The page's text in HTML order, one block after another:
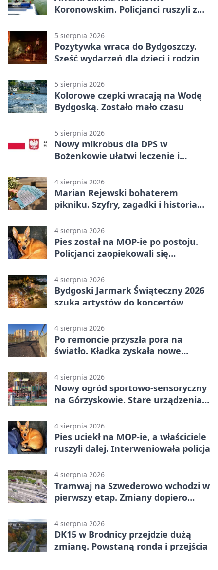
Koronowskim. Policjanci ruszyli z
5 sierpnia 2026
Pozytywka wraca do Bydgoszczy.
Sześć wydarzeń dla dzieci i rodzin
5 sierpnia 2026
Kolorowe czepki wracają na Wodę
Bydgoską. Zostało mało czasu
5 sierpnia 2026
Nowy mikrobus dla DPS w
Bożenkowie ułatwi leczenie i
4 sierpnia 2026
Marian Rejewski bohaterem
pikniku. Szyfry, zagadki i historia
4 sierpnia 2026
Pies został na MOP-ie po postoju.
Policjanci zaopiekowali się
4 sierpnia 2026
Bydgoski Jarmark Świąteczny 2026
szuka artystów do koncertów
4 sierpnia 2026
Po remoncie przyszła pora na
światło. Kładka zyskała nowe
4 sierpnia 2026
Nowy ogród sportowo-sensoryczny
na Górzyskowie. Stare urządzenia
4 sierpnia 2026
Pies uciekł na MOP-ie, a właściciele
ruszyli dalej. Interweniowała policja
4 sierpnia 2026
Tramwaj na Szwederowo wchodzi w
pierwszy etap. Zmiany dopiero
4 sierpnia 2026
DK15 w Brodnicy przejdzie dużą
zmianę. Powstaną ronda i przejścia